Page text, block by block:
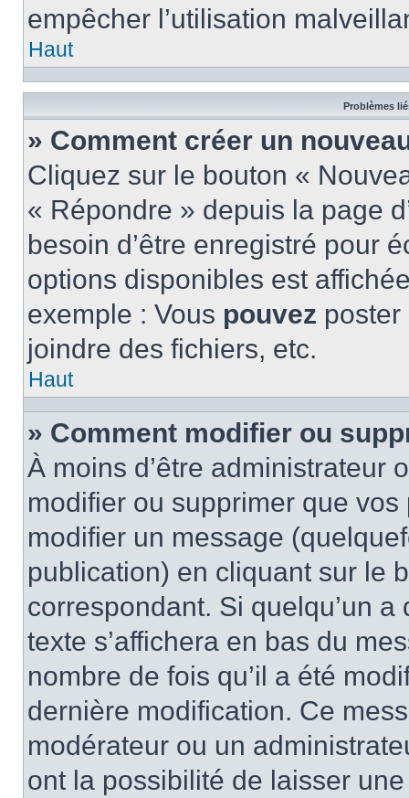
empêcher l’utilisation
Haut
Problèmes
» Comment créer un
Cliquez sur le bouton «
« Répondre » depuis la page
besoin d’être enregistré pour
options disponibles est
exemple : Vous pouvez
joindre des fichiers, etc.
Haut
» Comment modifier ou
À moins d’être administrateur
modifier ou supprimer que
modifier un message
publication) en cliquant sur le
correspondant. Si quelqu’un
texte s’affichera en bas du
nombre de fois qu’il a été
dernière modification. Ce
modérateur ou un
ont la possibilité de laisser